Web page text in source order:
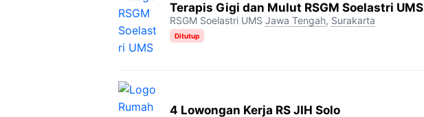
Terapis Gigi dan Mulut RSGM Soelastri UMS
RSGM Soelastri UMS Jawa Tengah, Surakarta
Ditutup
4 Lowongan Kerja RS JIH Solo